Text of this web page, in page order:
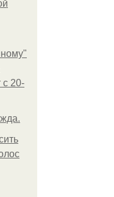
с 20-